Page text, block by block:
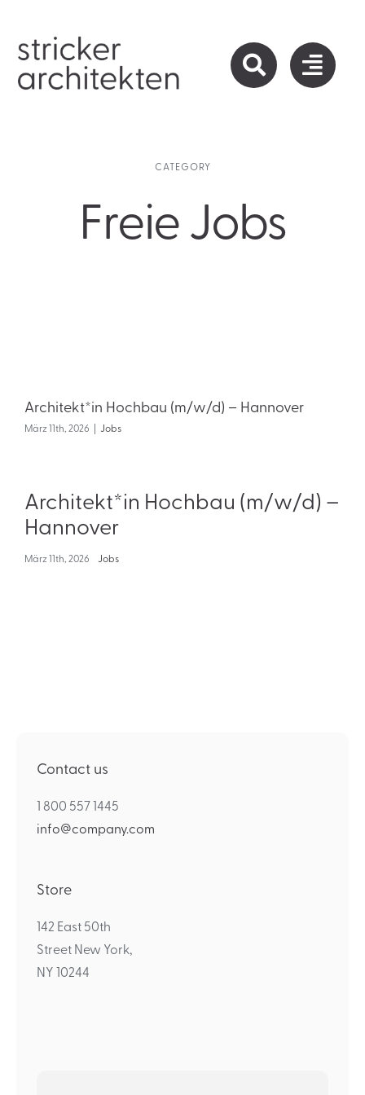
springen
CATEGORY
Freie Jobs
Architekt*in Hochbau (m/w/d) – Hannover
März 11th, 2026 | Jobs
Architekt*in Hochbau (m/w/d) –
Hannover
März 11th, 2026 Jobs
Contact us
1 800 557 1445
info@company.com
Store
142 East 50th
Street New York,
NY 10244